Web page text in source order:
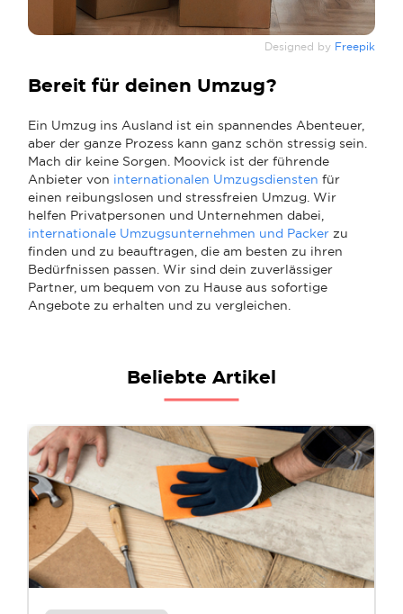
Designed by Freepik
Bereit für deinen Umzug?
Ein Umzug ins Ausland ist ein spannendes Abenteuer,
aber der ganze Prozess kann ganz schön stressig sein.
Mach dir keine Sorgen. Moovick ist der führende
Anbieter von internationalen Umzugsdiensten für
einen reibungslosen und stressfreien Umzug. Wir
helfen Privatpersonen und Unternehmen dabei,
internationale Umzugsunternehmen und Packer zu
finden und zu beauftragen, die am besten zu ihren
Bedürfnissen passen. Wir sind dein zuverlässiger
Partner, um bequem von zu Hause aus sofortige
Angebote zu erhalten und zu vergleichen.
Beliebte Artikel